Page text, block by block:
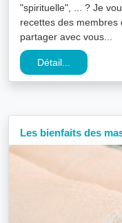
"spirituelle", ... ? Je
recettes des membres
partager avec vous...
Détail...
Les bienfaits des